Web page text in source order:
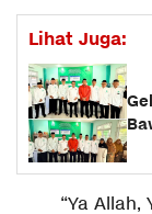
Lihat Juga:
​“Ya Allah,